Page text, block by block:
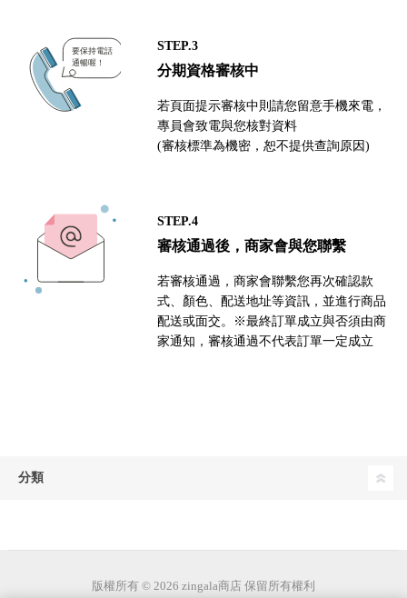
STEP.3
分期資格審核中
若頁面提示審核中則請您留意手機來電，
專員會致電與您核對資料
(審核標準為機密，恕不提供查詢原因)
STEP.4
審核通過後，商家會與您聯繫
若審核通過，商家會聯繫您再次確認款
式、顏色、配送地址等資訊，並進行商品
配送或面交。※最終訂單成立與否須由商
家通知，審核通過不代表訂單一定成立
分類
版權所有 © 2026 zingala商店 保留所有權利